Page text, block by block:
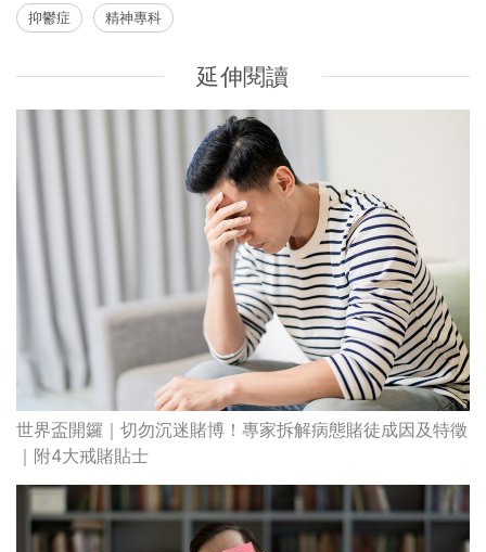
抑鬱症 精神專科
延伸閱讀
世界盃開鑼｜切勿沉迷賭博！專家拆解病態賭徒成因及特徵
｜附4大戒賭貼士